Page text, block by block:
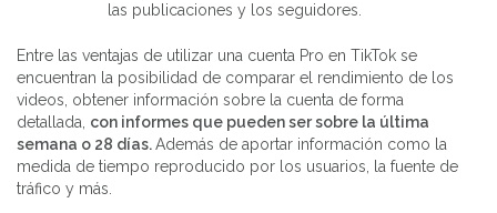
las publicaciones y los seguidores.
Entre las ventajas de utilizar una cuenta Pro en TikTok se
encuentran la posibilidad de comparar el rendimiento de los
videos, obtener información sobre la cuenta de forma
detallada, con informes que pueden ser sobre la última
semana o 28 días.Además de aportar información como la
medida de tiempo reproducido por los usuarios, la fuente de
tráfico y más.